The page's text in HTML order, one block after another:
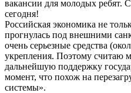
вакансии для молодых ребят.
сегодня!
Российская экономика не
прогнулась под внешними
очень серьезные средства
укрепления. Поэтому считаю
дальнейшую поддержку
момент, что похож на
системы».